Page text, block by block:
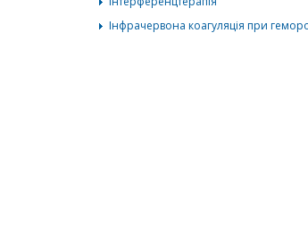
Інфрачервона коагуляція при